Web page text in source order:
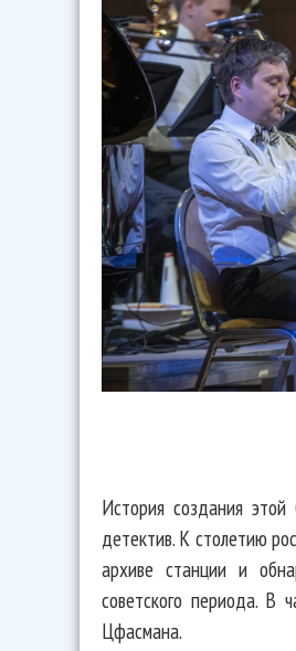
История создания
детектив. К столетию
архиве станции и
советского периода. В
Цфасмана.